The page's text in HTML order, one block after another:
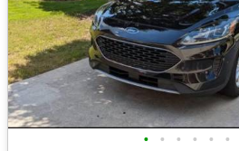
• • • • • •